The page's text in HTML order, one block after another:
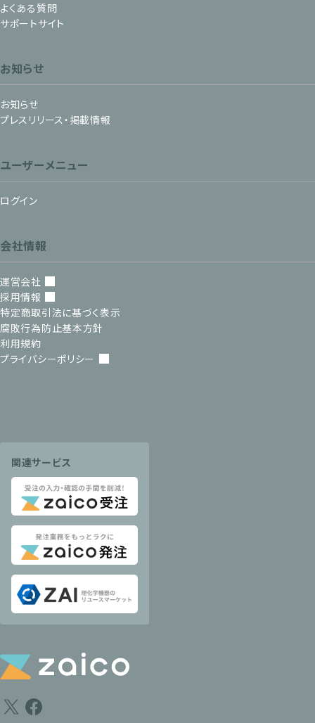
よくある質問
サポートサイト
お知らせ
お知らせ
プレスリリース・掲載情報
ユーザーメニュー
ログイン
会社情報
運営会社
採用情報
特定商取引法に基づく表示
腐敗行為防止基本方針
利用規約
プライバシーポリシー
関連サービス